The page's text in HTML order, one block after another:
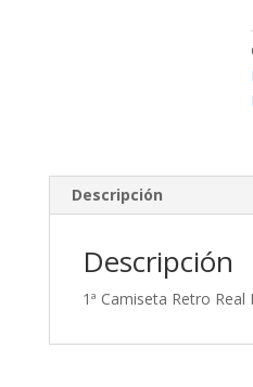
Descripción
Descripción
1ª Camiseta Retro